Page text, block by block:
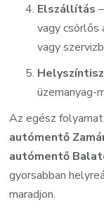
Elszállítás
vagy
vagy
üzemanyag-
Az egész
autómentő
autómentő
gyorsabban
maradjon.